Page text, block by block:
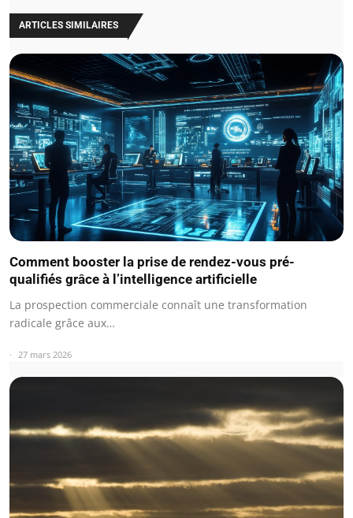
ARTICLES SIMILAIRES
Comment booster la prise de rendez-vous pré-
qualifiés grâce à l’intelligence artificielle
La prospection commerciale connaît une transformation
radicale grâce aux…
27 mars 2026